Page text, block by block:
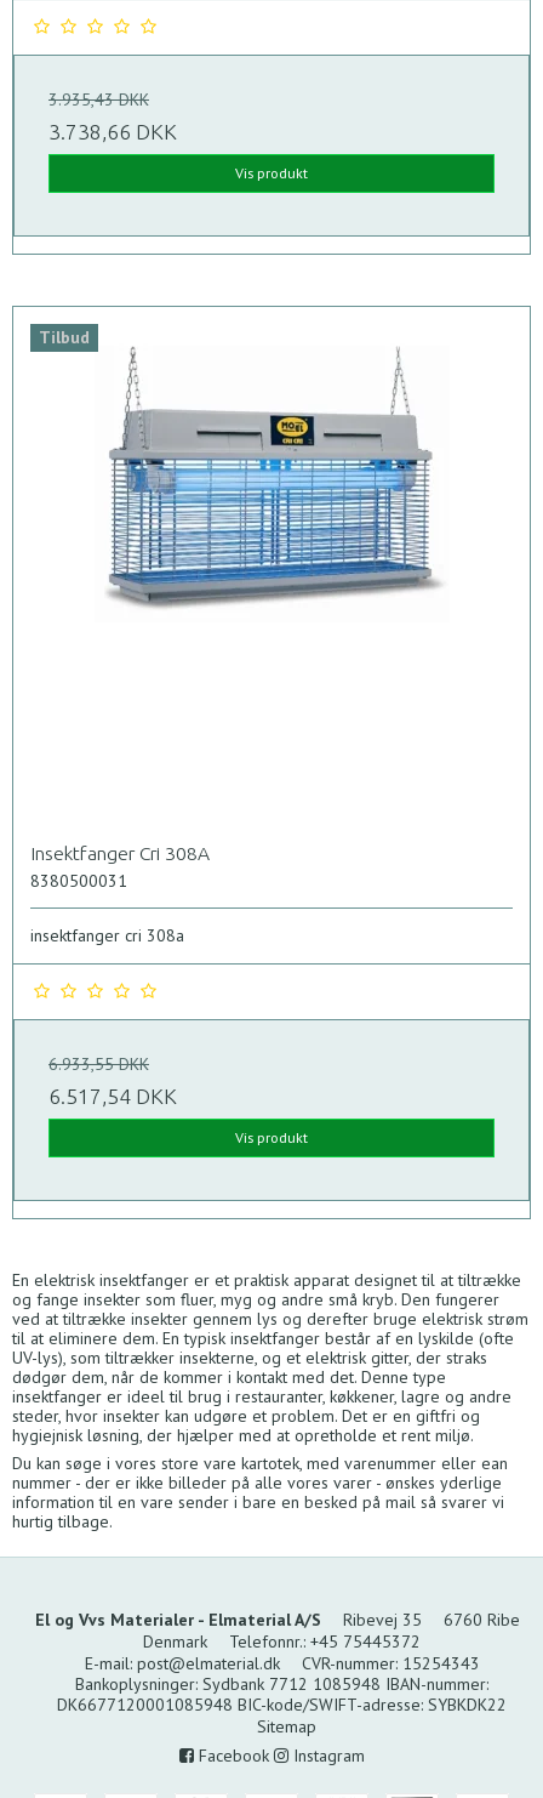
3.935,43 DKK
3.738,66 DKK
Vis produkt
Tilbud
Insektfanger Cri 308A
8380500031
insektfanger cri 308a
6.933,55 DKK
6.517,54 DKK
Vis produkt
En elektrisk insektfanger er et praktisk apparat designet til at tiltrække
og fange insekter som fluer, myg og andre små kryb. Den fungerer
ved at tiltrække insekter gennem lys og derefter bruge elektrisk strøm
til at eliminere dem. En typisk insektfanger består af en lyskilde (ofte
UV-lys), som tiltrækker insekterne, og et elektrisk gitter, der straks
dødgør dem, når de kommer i kontakt med det. Denne type
insektfanger er ideel til brug i restauranter, køkkener, lagre og andre
steder, hvor insekter kan udgøre et problem. Det er en giftfri og
hygiejnisk løsning, der hjælper med at opretholde et rent miljø.
Du kan søge i vores store vare kartotek, med varenummer eller ean
nummer - der er ikke billeder på alle vores varer - ønskes yderlige
information til en vare sender i bare en besked på mail så svarer vi
hurtig tilbage.
El og Vvs Materialer - Elmaterial A/S Ribevej 35
6760 Ribe
Denmark
Telefonnr.: +45 75445372
E-mail: post@elmaterial.dk CVR-nummer:15254343
Bankoplysninger: Sydbank 7712 1085948 IBAN-nummer:
DK6677120001085948 BIC-kode/SWIFT-adresse: SYBKDK22
Sitemap
Facebook
Instagram